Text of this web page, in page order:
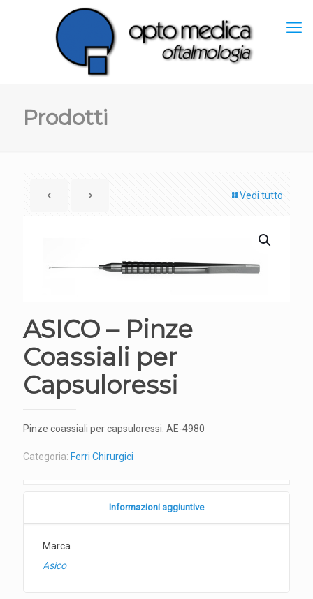
Prodotti
Vedi tutto
ASICO – Pinze
Coassiali per
Capsuloressi
Pinze coassiali per capsuloressi: AE-4980
Categoria: Ferri Chirurgici
Informazioni aggiuntive
Marca
Asico